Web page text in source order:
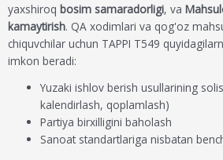
yaxshiroq bosim samaradorligi, va
kamaytirish. QA xodimlari va qog'oz
chiquvchilar uchun TAPPI T549
imkon beradi:
Yuzaki ishlov berish usullarining
kalendirlash, qoplamlash)
Partiya birxilligini baholash
Sanoat standartlariga nisbatan